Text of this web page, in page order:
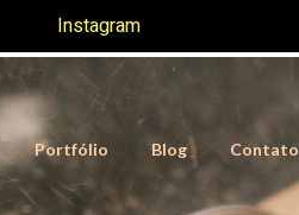
Instagram
Portfólio Blog Contato